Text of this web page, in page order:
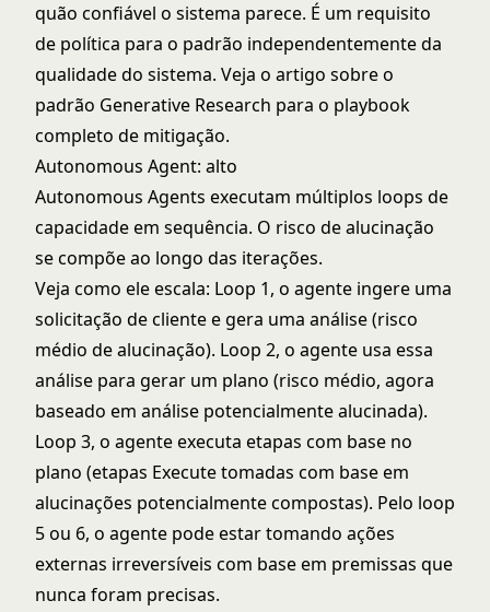
quão confiável o sistema parece. É um requisito
de política para o padrão independentemente da
qualidade do sistema. Veja o artigo sobre o
padrão Generative Research para o playbook
completo de mitigação.
Autonomous Agent: alto
Autonomous Agents executam múltiplos loops de
capacidade em sequência. O risco de alucinação
se compõe ao longo das iterações.
Veja como ele escala: Loop 1, o agente ingere uma
solicitação de cliente e gera uma análise (risco
médio de alucinação). Loop 2, o agente usa essa
análise para gerar um plano (risco médio, agora
baseado em análise potencialmente alucinada).
Loop 3, o agente executa etapas com base no
plano (etapas Execute tomadas com base em
alucinações potencialmente compostas). Pelo loop
5 ou 6, o agente pode estar tomando ações
externas irreversíveis com base em premissas que
nunca foram precisas.